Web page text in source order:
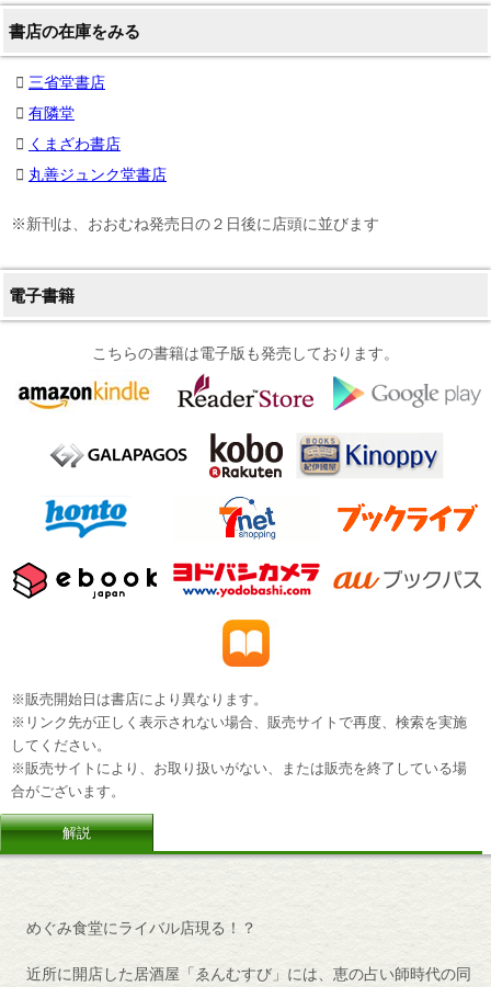
書店の在庫をみる
三省堂書店
有隣堂
くまざわ書店
丸善ジュンク堂書店
※新刊は、おおむね発売日の２日後に店頭に並びます
電子書籍
こちらの書籍は電子版も発売しております。
※販売開始日は書店により異なります。
※リンク先が正しく表示されない場合、販売サイトで再度、検索を実施
してください。
※販売サイトにより、お取り扱いがない、または販売を終了している場
合がございます。
解説
めぐみ食堂にライバル店現る！？
近所に開店した居酒屋「ゑんむすび」には、恵の占い師時代の同